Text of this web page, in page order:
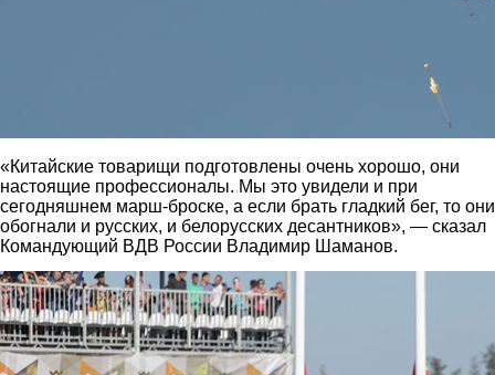
«Китайские товарищи подготовлены очень хорошо, они
настоящие профессионалы. Мы это увидели и при
сегодняшнем марш-броске, а если брать гладкий бег, то они
обогнали и русских, и белорусских десантников», — сказал
Командующий ВДВ России Владимир Шаманов.
6.jpg